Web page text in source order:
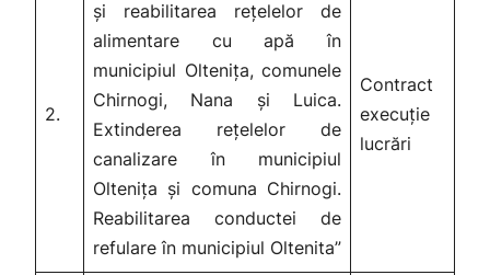
2.
și reabilitarea rețelelor de
alimentare cu apă în
municipiul Oltenița, comunele
Chirnogi, Nana și Luica.
Extinderea rețelelor de
canalizare în municipiul
Oltenița și comuna Chirnogi.
Reabilitarea conductei de
refulare în municipiul Oltenita”
Contract
execuție
lucrări